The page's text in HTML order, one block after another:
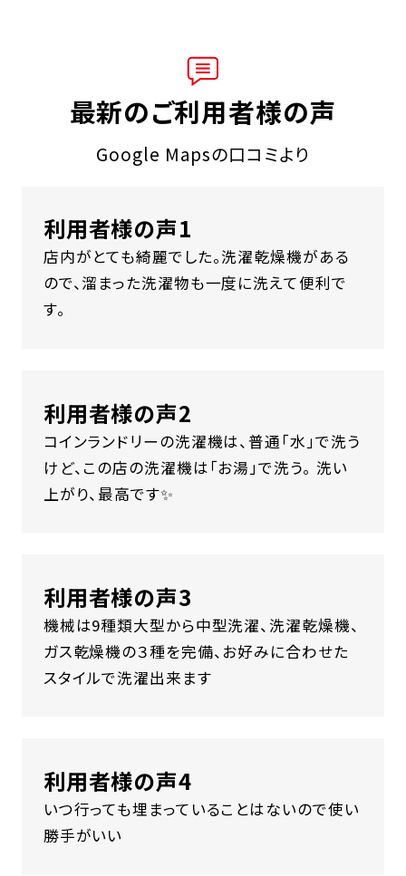
最新のご利用者様の声
Google Mapsの口コミより
利用者様の声1
店内がとても綺麗でした。洗濯乾燥機がある
ので、溜まった洗濯物も一度に洗えて便利で
す。
利用者様の声2
コインランドリーの洗濯機は、普通「水」で洗う
けど、この店の洗濯機は「お湯」で洗う。 洗い
上がり、最高です✨
利用者様の声3
機械は9種類大型から中型洗濯、洗濯乾燥機、
ガス乾燥機の３種を完備、お好みに合わせた
スタイルで洗濯出来ます
利用者様の声4
いつ行っても埋まっていることはないので使い
勝手がいい